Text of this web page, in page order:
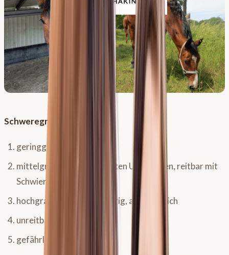
Schweregrade:
geringgradig und reitbar
mittelgradig, bei bestimmten Umständen, reitbar mit
Schwierigkeiten
hochgradig, reiten schwierig, aber möglich
unreitbar
gefährlich